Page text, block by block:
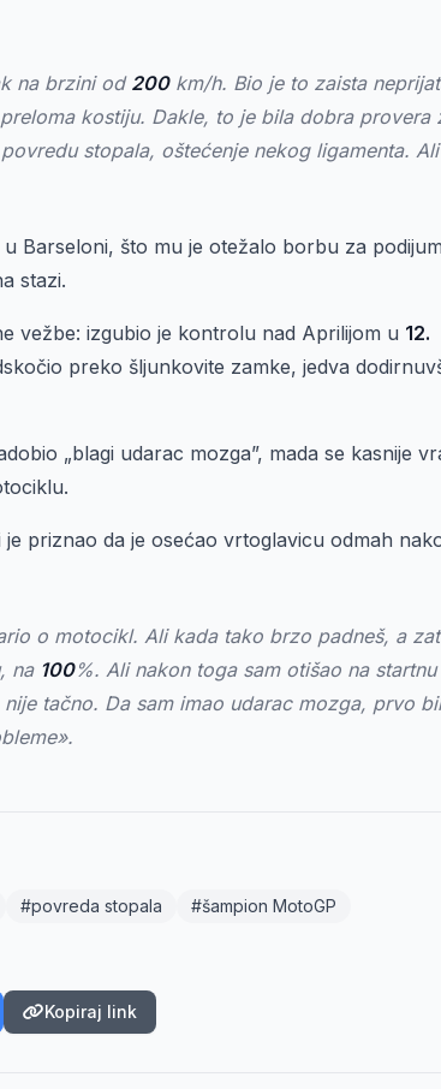
na brzini od200km/h. Bio je to zaista
kostiju. Dakle, to je bila dobra provera
stopala, oštećenje nekog ligamenta. Ali
Barseloni, što mu je otežalo borbu za
stazi.
vežbe: izgubio je kontrolu nad Aprilijom u 12.
preko šljunkovite zamke, jedva
„blagi udarac mozga”, mada se kasnije
priznao da je osećao vrtoglavicu odmah
o motocikl. Ali kada tako brzo padneš, a
na 100%. Ali nakon toga sam otišao na startnu
tačno. Da sam imao udarac mozga, prvo
#povreda stopala #šampion MotoGP
Kopiraj link